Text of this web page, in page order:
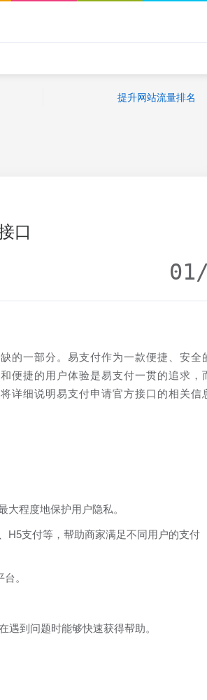
提升网站流量排名
口
的一部分。易支付作为一款便捷、安全
便捷的用户体验是易支付一贯的追求，
详细说明易支付申请官方接口的相关信
大程度地保护用户隐私。
H5支付等，帮助商家满足不同用户的支付
。
遇到问题时能够快速获得帮助。